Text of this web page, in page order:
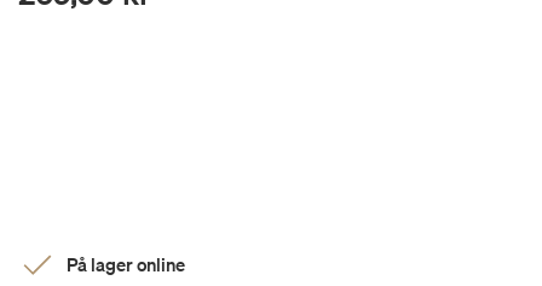
På lager online